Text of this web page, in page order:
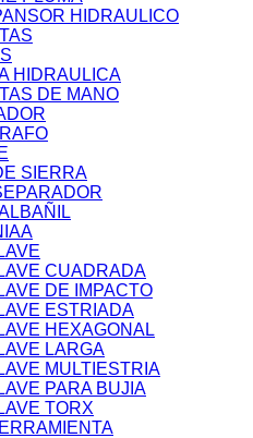
HIDRAULICO
HIDRAULICA
DE MANO
SIERRA
CUADRADA
DE IMPACTO
ESTRIADA
HEXAGONAL
LARGA
MULTIESTRIA
PARA BUJIA
TORX